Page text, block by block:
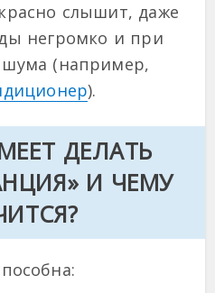
слышит, даже
негромко и при
(например,
).
ДЕЛАТЬ
И ЧЕМУ